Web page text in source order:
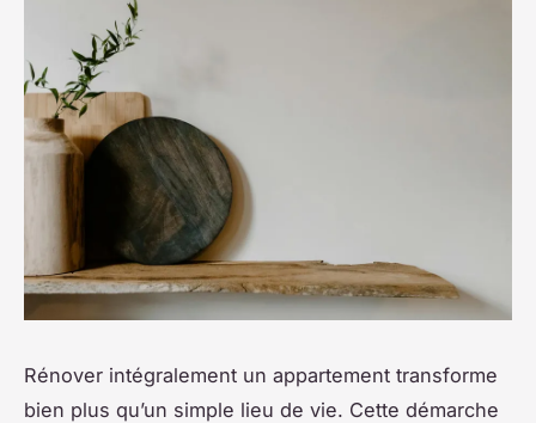
Rénover intégralement un appartement transforme
bien plus qu’un simple lieu de vie. Cette démarche